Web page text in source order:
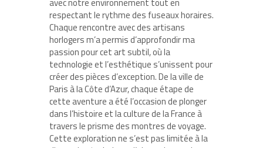
avec notre environnement tout en
respectant le rythme des fuseaux horaires.
Chaque rencontre avec des artisans
horlogers m’a permis d’approfondir ma
passion pour cet art subtil, où la
technologie et l’esthétique s’unissent pour
créer des pièces d’exception. De la ville de
Paris à la Côte d’Azur, chaque étape de
cette aventure a été l’occasion de plonger
dans l’histoire et la culture de la France à
travers le prisme des montres de voyage.
Cette exploration ne s’est pas limitée à la